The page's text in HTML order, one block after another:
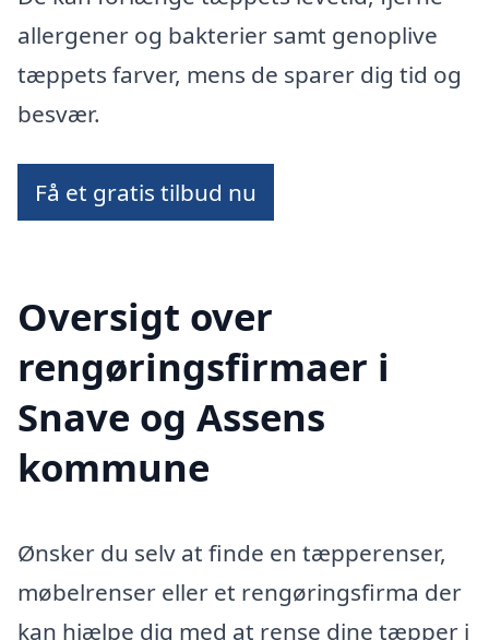
allergener og bakterier samt genoplive
tæppets farver, mens de sparer dig tid og
besvær.
Få et gratis tilbud nu
Oversigt over
rengøringsfirmaer i
Snave og Assens
kommune
Ønsker du selv at finde en tæpperenser,
møbelrenser eller et rengøringsfirma der
kan hjælpe dig med at rense dine tæpper i